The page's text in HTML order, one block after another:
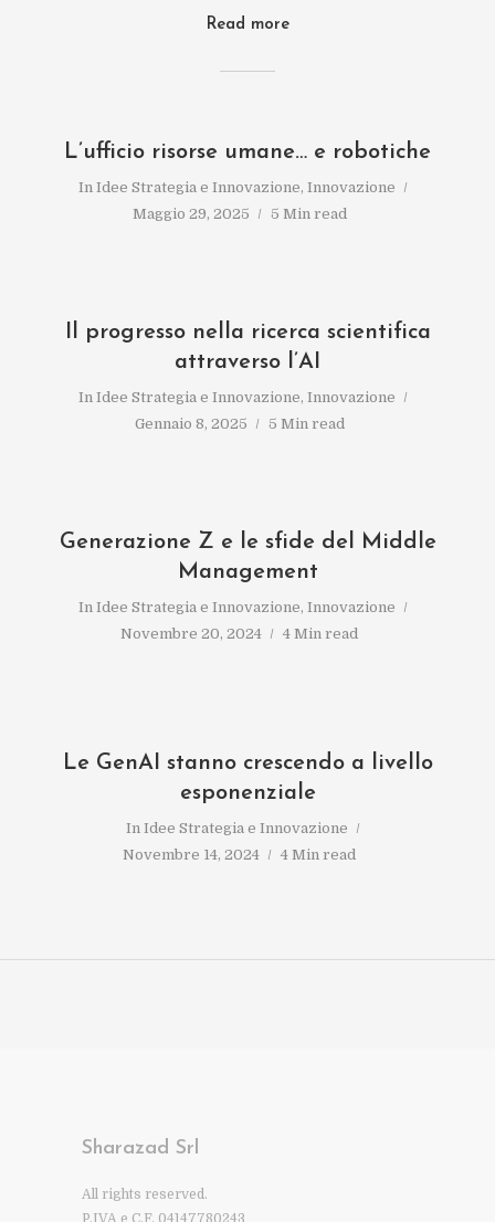
Read more
L’ufficio risorse umane… e robotiche
In Idee Strategia e Innovazione, Innovazione
Maggio 29, 2025
5 Min read
Il progresso nella ricerca scientifica
attraverso l’AI
In Idee Strategia e Innovazione, Innovazione
Gennaio 8, 2025
5 Min read
Generazione Z e le sfide del Middle
Management
In Idee Strategia e Innovazione, Innovazione
Novembre 20, 2024
4 Min read
Le GenAI stanno crescendo a livello
esponenziale
In Idee Strategia e Innovazione
Novembre 14, 2024
4 Min read
Sharazad Srl
All rights reserved.
P.IVA e C.F. 04147780243